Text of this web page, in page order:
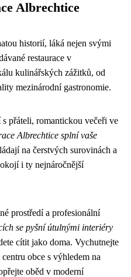
Albrechtice
historií, láká nejen svými
restaurace v
kulinářských zážitků, od
mezinárodní gastronomie.
přáteli, romantickou večeři ve
Albrechtice splní vaše
na čerstvých surovinách a
i ty nejnáročnější
prostředí a profesionální
se pyšní útulnými interiéry
cítit jako doma. Vychutnejte
obce s výhledem na
oběd v moderní